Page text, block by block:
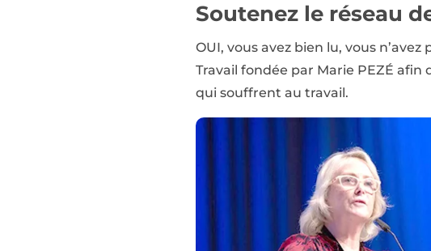
Soutenez le réseau
OUI, vous avez bien lu, vous
Travail fondée par Marie PEZÉ
qui souffrent au travail.